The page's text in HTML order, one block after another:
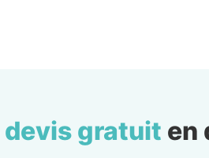
devis gratuit en